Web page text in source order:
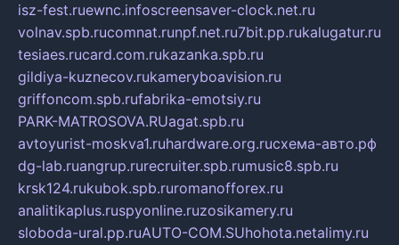
isz-fest.ruewnc.infoscreensaver-clock.net.ru
volnav.spb.rucomnat.runpf.net.ru7bit.pp.rukalugatur.ru
tesiaes.rucard.com.rukazanka.spb.ru
gildiya-kuznecov.rukameryboavision.ru
griffoncom.spb.rufabrika-emotsiy.ru
PARK-MATROSOVA.RUagat.spb.ru
avtoyurist-moskva1.ruhardware.org.ruсхема-авто.рф
dg-lab.ruangrup.rurecruiter.spb.rumusic8.spb.ru
krsk124.rukubok.spb.ruromanofforex.ru
analitikaplus.ruspyonline.ruzosikamery.ru
sloboda-ural.pp.ruAUTO-COM.SUhohota.netalimy.ru